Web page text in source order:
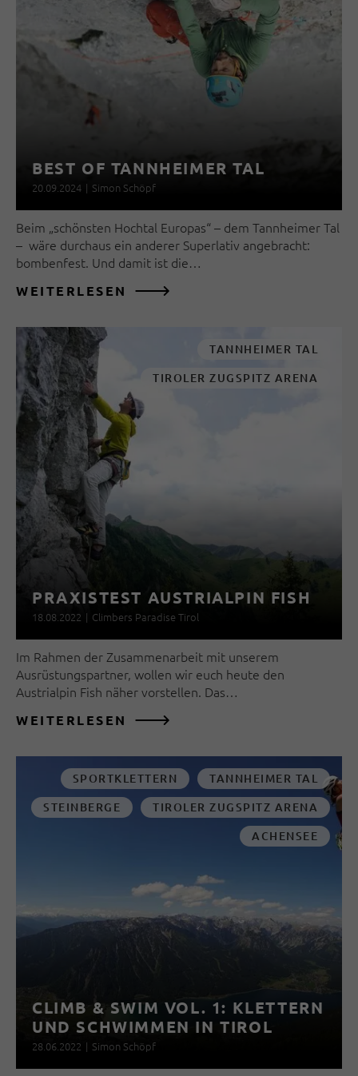
BEST OF TANNHEIMER TAL
20.09.2024 | Simon Schöpf
Beim „schönsten Hochtal Europas“ – dem Tannheimer Tal
– wäre durchaus ein anderer Superlativ angebracht:
bombenfest. Und damit ist die…
WEITERLESEN
TANNHEIMER TAL
TIROLER ZUGSPITZ ARENA
PRAXISTEST AUSTRIALPIN FISH
18.08.2022 | Climbers Paradise Tirol
Im Rahmen der Zusammenarbeit mit unserem
Ausrüstungspartner, wollen wir euch heute den
Austrialpin Fish näher vorstellen. Das…
WEITERLESEN
SPORTKLETTERN
TANNHEIMER TAL
STEINBERGE
TIROLER ZUGSPITZ ARENA
ACHENSEE
CLIMB & SWIM VOL. 1: KLETTERN
UND SCHWIMMEN IN TIROL
28.06.2022 | Simon Schöpf